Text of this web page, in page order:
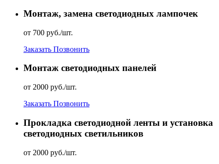
Монтаж, замена светодиодных лампочек
от 700 руб./шт.
Заказать Позвонить
Монтаж светодиодных панелей
от 2000 руб./шт.
Заказать Позвонить
Прокладка светодиодной ленты и установка
светодиодных светильников
от 2000 руб./шт.